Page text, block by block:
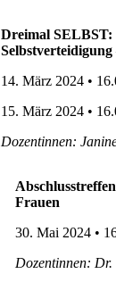
Dreimal SELBST:
Selbstverteidigung
14. März 2024 •
15. März 2024 •
Dozentinnen:
Frauen
30. Mai 2024 •
Dozentinnen: Dr.